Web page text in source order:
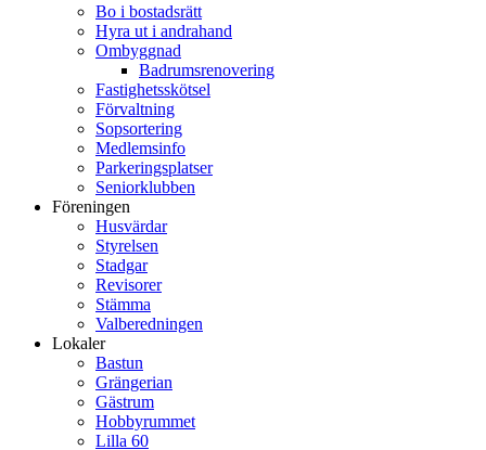
Bo i bostadsrätt
Hyra ut i andrahand
Ombyggnad
Badrumsrenovering
Fastighetsskötsel
Förvaltning
Sopsortering
Medlemsinfo
Parkeringsplatser
Seniorklubben
Föreningen
Husvärdar
Styrelsen
Stadgar
Revisorer
Stämma
Valberedningen
Lokaler
Bastun
Grängerian
Gästrum
Hobbyrummet
Lilla 60